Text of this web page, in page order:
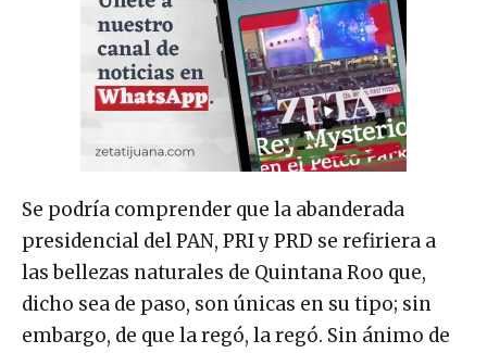
Se podría comprender que la abanderada
presidencial del PAN, PRI y PRD se refiriera a
las bellezas naturales de Quintana Roo que,
dicho sea de paso, son únicas en su tipo; sin
embargo, de que la regó, la regó. Sin ánimo de